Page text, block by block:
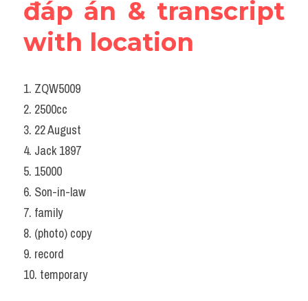
đáp án & transcript
with location
1. ZQW5009
2. 2500cc
3. 22 August
4. Jack 1897
5. 15000
6. Son-in-law
7. family
8. (photo) copy
9. record
10. temporary